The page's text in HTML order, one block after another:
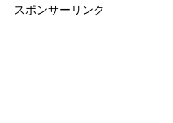
ア
スポンサーリンク